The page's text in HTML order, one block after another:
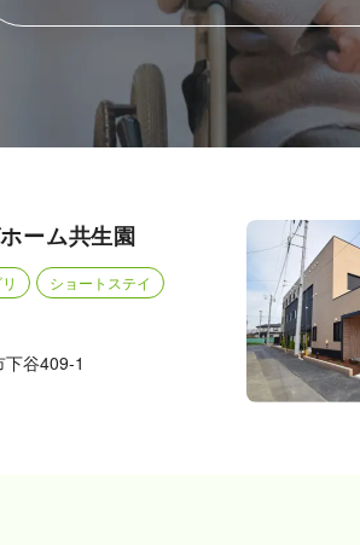
ーム共生園
ショートステイ
谷409-1